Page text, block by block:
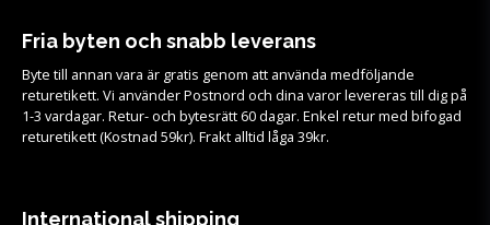
Fria byten och snabb leverans
Byte till annan vara är gratis genom att använda medföljande
returetikett. Vi använder Postnord och dina varor levereras till dig på
1-3 vardagar. Retur- och bytesrätt 60 dagar. Enkel retur med bifogad
returetikett (Kostnad 59kr). Frakt alltid låga 39kr.
International shipping